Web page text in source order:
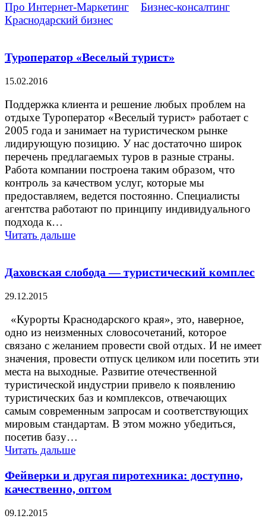
Про Интернет-Маркетинг Бизнес-консалтинг
Краснодарский бизнес
Туроператор «Веселый турист»
15.02.2016
Поддержка клиента и решение любых проблем на
отдыхе Туроператор «Веселый турист» работает с
2005 года и занимает на туристическом рынке
лидирующую позицию. У нас достаточно широк
перечень предлагаемых туров в разные страны.
Работа компании построена таким образом, что
контроль за качеством услуг, которые мы
предоставляем, ведется постоянно. Специалисты
агентства работают по принципу индивидуального
подхода к…
Читать дальше
Даховская слобода — туристический комплес
29.12.2015
«Курорты Краснодарского края», это, наверное,
одно из неизменных словосочетаний, которое
связано с желанием провести свой отдых. И не имеет
значения, провести отпуск целиком или посетить эти
места на выходные. Развитие отечественной
туристической индустрии привело к появлению
туристических баз и комплексов, отвечающих
самым современным запросам и соответствующих
мировым стандартам. В этом можно убедиться,
посетив базу…
Читать дальше
Фейверки и другая пиротехника: доступно,
качественно, оптом
09.12.2015